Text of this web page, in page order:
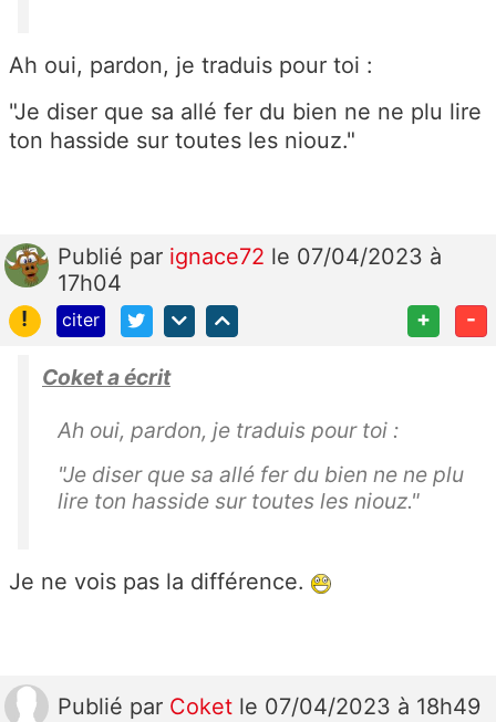
Ah oui, pardon, je traduis pour toi :
"Je diser que sa allé fer du bien ne ne plu lire
ton hasside sur toutes les niouz."
Publié par ignace72 le 07/04/2023 à
17h04
!
citer + -
Coket a écrit
Ah oui, pardon, je traduis pour toi :
"Je diser que sa allé fer du bien ne ne plu
lire ton hasside sur toutes les niouz."
Je ne vois pas la différence.
Publié par Coket le 07/04/2023 à 18h49